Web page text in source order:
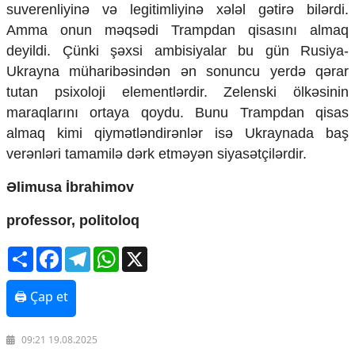
suverenliyinə və legitimliyinə xələl gətirə bilərdi.
Amma onun məqsədi Trampdan qisasını almaq
deyildi. Çünki şəxsi ambisiyalar bu gün Rusiya-
Ukrayna müharibəsindən ən sonuncu yerdə qərar
tutan psixoloji elementlərdir. Zelenski ölkəsinin
maraqlarını ortaya qoydu. Bunu Trampdan qisas
almaq kimi qiymətləndirənlər isə Ukraynada baş
verənləri tamamilə dərk etməyən siyasətçilərdir.
Əlimusa İbrahimov
professor, politoloq
ShareFacebookTelegramWhatsApp
🖨 Çap et
09:21 19.08.2025